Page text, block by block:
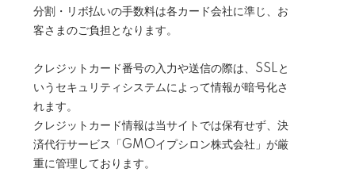
分割・リボ払いの手数料は各カード会社に準じ、お
客さまのご負担となります。
クレジットカード番号の入力や送信の際は、SSLと
いうセキュリティシステムによって情報が暗号化さ
れます。
クレジットカード情報は当サイトでは保有せず、決
済代行サービス「GMOイプシロン株式会社」が厳
重に管理しております。